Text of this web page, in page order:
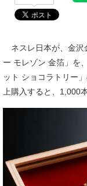
ネスレ日本が、金沢
ー モレゾン 金箔」を
ット ショコラトリー
上購入すると、1,000